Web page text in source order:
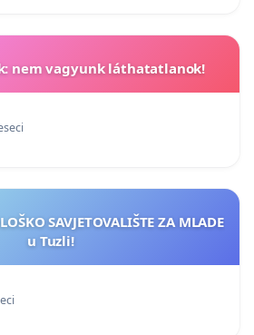
nem vagyunk láthatatlanok!
SAVJETOVALIŠTE ZA MLADE
u Tuzli!